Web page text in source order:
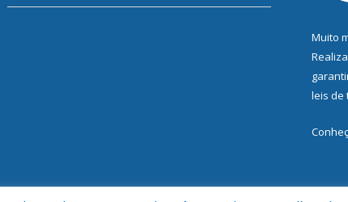
Muito
leis de